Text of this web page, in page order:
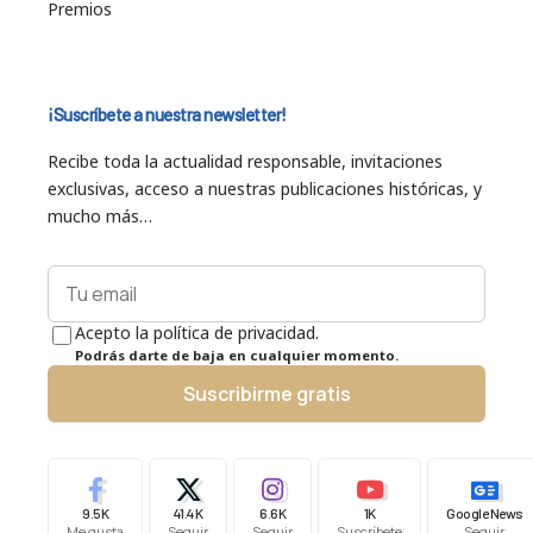
Premios
¡Suscríbete a nuestra newsletter!
Recibe toda la actualidad responsable, invitaciones
exclusivas, acceso a nuestras publicaciones históricas, y
mucho más…
Acepto la política de privacidad.
Podrás darte de baja en cualquier momento.
Suscribirme gratis
9.5K 41.4K 6.6K 1K Google News